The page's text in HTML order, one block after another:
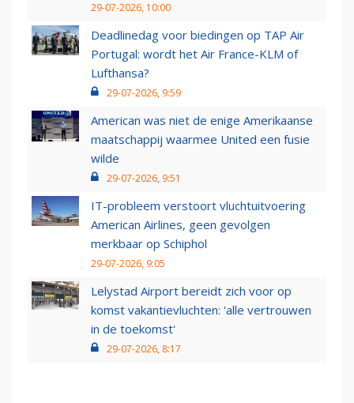
29-07-2026, 10:00
Deadlinedag voor biedingen op TAP Air
Portugal: wordt het Air France-KLM of
Lufthansa?
29-07-2026, 9:59
American was niet de enige Amerikaanse
maatschappij waarmee United een fusie
wilde
29-07-2026, 9:51
IT-probleem verstoort vluchtuitvoering
American Airlines, geen gevolgen
merkbaar op Schiphol
29-07-2026, 9:05
Lelystad Airport bereidt zich voor op
komst vakantievluchten: 'alle vertrouwen
in de toekomst'
29-07-2026, 8:17